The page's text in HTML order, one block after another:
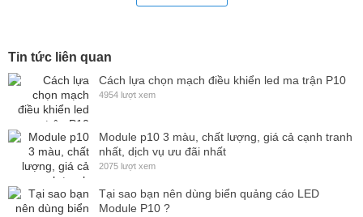
Nguồn ô tô binazk 20A không vỏ
Tin tức liên quan
Cách lựa chọn mạch điều khiển led ma trận P10
4954 lượt xem
Module p10 3 màu, chất lượng, giá cả cạnh tranh
nhất, dịch vụ ưu đãi nhất
2075 lượt xem
Tại sao bạn nên dùng biển quảng cáo LED
Module P10 ?